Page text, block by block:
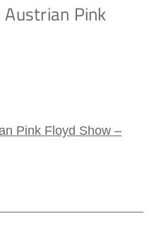
Pink
Pink Floyd Show –